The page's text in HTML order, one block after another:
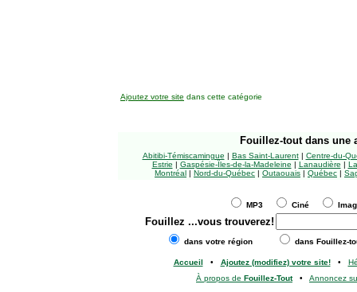
Ajoutez votre site dans cette catégorie
Fouillez-tout dans une
Abitibi-Témiscamingue | Bas Saint-Laurent| Centre-du-
Estrie | Gaspésie-Îles-de-la-Madeleine | Lanaudière |
Montréal | Nord-du-Québec | Outaouais | Québec |
MP3 Ciné
Fouillez ...vous trouverez!
dans votre région dans Fouillez-
Accueil • Ajoutez (modifiez) votre site!•
À propos de Fouillez-Tout• Annoncez